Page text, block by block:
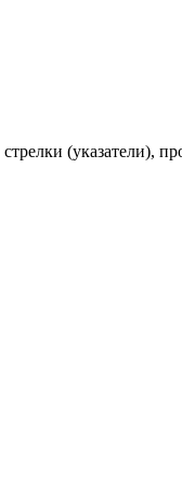
(указатели),